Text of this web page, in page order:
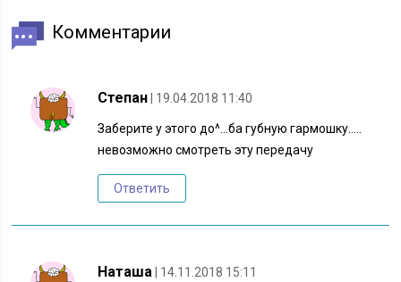
Комментарии
Степан | 19.04.2018 11:40
Заберите у этого до^…ба губную гармошку…..
невозможно смотреть эту передачу
Ответить
Наташа | 14.11.2018 15:11